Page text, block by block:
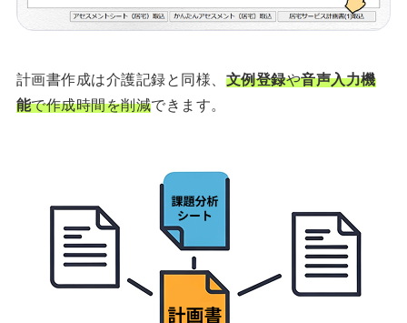
計画書作成は介護記録と同様、 文例登録や音声入力機
能で作成時間を削減できます。